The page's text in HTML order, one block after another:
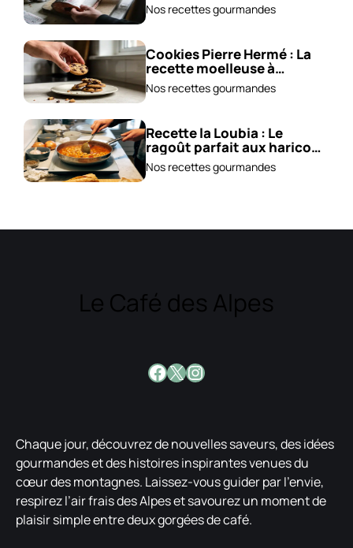
Nos recettes gourmandes
Cookies Pierre Hermé : La
recette moelleuse à
adopter !
Nos recettes gourmandes
Recette la Loubia : Le
ragoût parfait aux haricots
blancs !
Nos recettes gourmandes
Le Café des Alpes
Facebook
X Instagram
Chaque jour, découvrez de nouvelles saveurs, des idées
gourmandes et des histoires inspirantes venues du
cœur des montagnes. Laissez-vous guider par l’envie,
respirez l’air frais des Alpes et savourez un moment de
plaisir simple entre deux gorgées de café.